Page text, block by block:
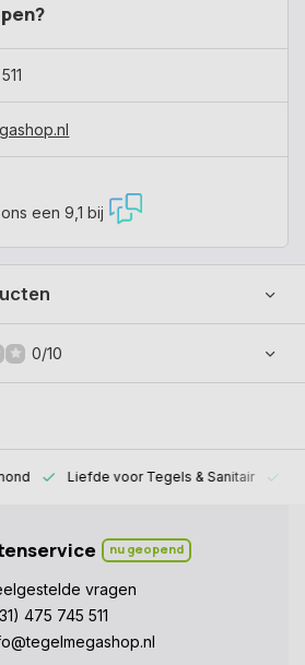
een 9,1 bij
0/10
Liefde voorTegels & Sanitair
nu geopend
vragen
475 745 511